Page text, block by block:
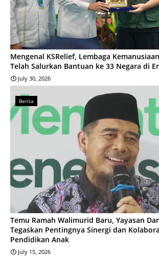
Mengenal KSRelief, Lembaga
Telah Salurkan Bantuan ke 33 Negara di
July 30, 2026
Berita
Temu Ramah Walimurid Baru, Yayasan
Tegaskan Pentingnya Sinergi dan
Pendidikan Anak
July 15, 2026